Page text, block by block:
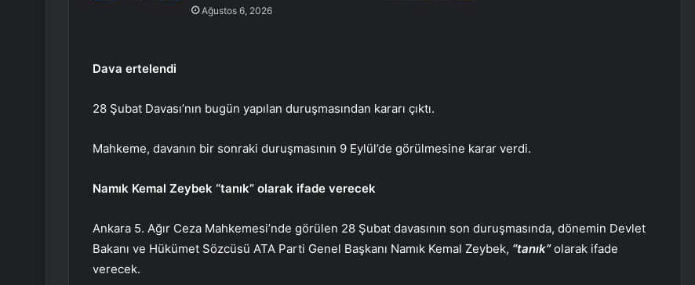
Ağustos 6, 2026
Dava ertelendi
28 Şubat Davası’nın bugün yapılan duruşmasından kararı çıktı.
Mahkeme, davanın bir sonraki duruşmasının 9 Eylül’de görülmesine karar verdi.
Namık Kemal Zeybek “tanık” olarak ifade verecek
Ankara 5. Ağır Ceza Mahkemesi’nde görülen 28 Şubat davasının son duruşmasında, dönemin Devlet
Bakanı ve Hükümet Sözcüsü ATA Parti Genel Başkanı Namık Kemal Zeybek, “tanık”olarak ifade
verecek.